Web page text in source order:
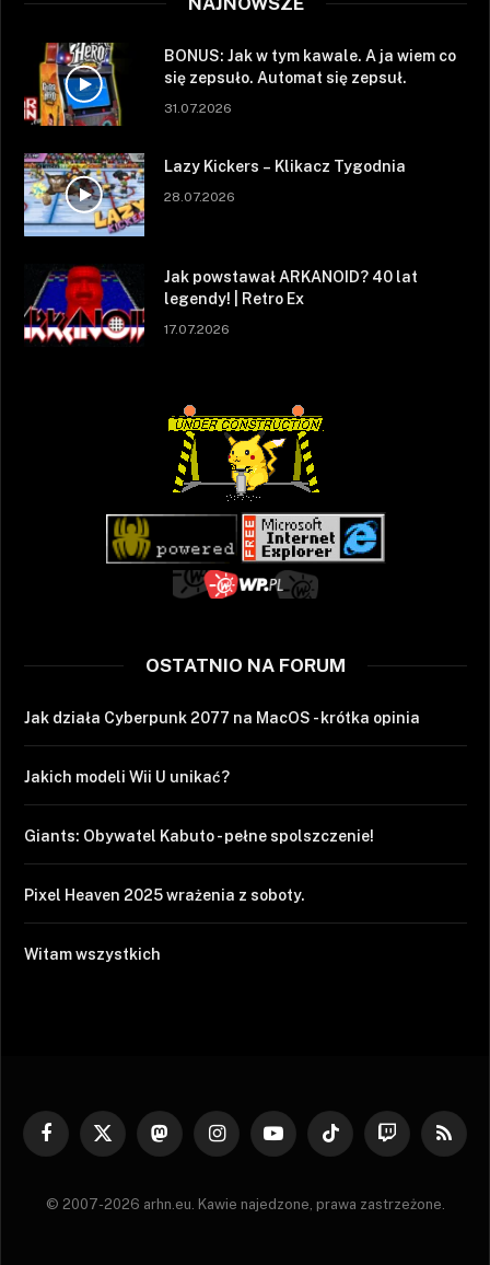
BONUS: Jak w tym kawale. A ja wiem co
się zepsuło. Automat się zepsuł.
31.07.2026
Lazy Kickers – Klikacz Tygodnia
28.07.2026
Jak powstawał ARKANOID? 40 lat
legendy! | Retro Ex
17.07.2026
OSTATNIO NA FORUM
Jak działa Cyberpunk 2077 na MacOS - krótka opinia
Jakich modeli Wii U unikać?
Giants: Obywatel Kabuto - pełne spolszczenie!
Pixel Heaven 2025 wrażenia z soboty.
Witam wszystkich
Facebook
X
MastodonInstagramYouTubeTikTok Twitch RSS
© 2007-2026 arhn.eu. Kawie najedzone, prawa zastrzeżone.